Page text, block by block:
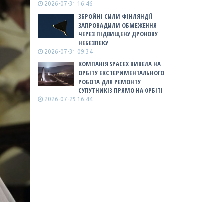
2026-07-31 16:46
ЗБРОЙНІ СИЛИ ФІНЛЯНДІЇ
ЗАПРОВАДИЛИ ОБМЕЖЕННЯ
ЧЕРЕЗ ПІДВИЩЕНУ ДРОНОВУ
НЕБЕЗПЕКУ
2026-07-31 09:34
КОМПАНІЯ SPACEX ВИВЕЛА НА
ОРБІТУ ЕКСПЕРИМЕНТАЛЬНОГО
РОБОТА ДЛЯ РЕМОНТУ
СУПУТНИКІВ ПРЯМО НА ОРБІТІ
2026-07-29 16:44